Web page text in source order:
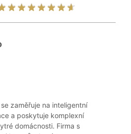
se zaměřuje na inteligentní
a poskytuje komplexní
domácnosti. Firma s